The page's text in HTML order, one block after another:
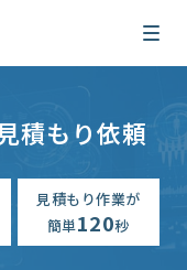
積もり依頼
見積もり作業が
簡単120秒